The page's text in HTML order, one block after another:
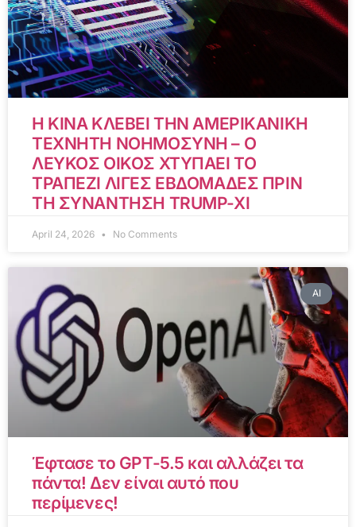
Η ΚΙΝΑ ΚΛΕΒΕΙ ΤΗΝ ΑΜΕΡΙΚΑΝΙΚΗ
ΤΕΧΝΗΤΗ ΝΟΗΜΟΣΥΝΗ – Ο
ΛΕΥΚΟΣ ΟΙΚΟΣ ΧΤΥΠΑΕΙ ΤΟ
ΤΡΑΠΕΖΙ ΛΙΓΕΣ ΕΒΔΟΜΑΔΕΣ ΠΡΙΝ
ΤΗ ΣΥΝΑΝΤΗΣΗ TRUMP-XI
April 24, 2026 No Comments
AI
Έφτασε το GPT-5.5 και αλλάζει τα
πάντα! Δεν είναι αυτό που
περίμενες!